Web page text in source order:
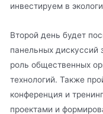
инвестируем в
Второй день будет
панельных дискуссий
роль общественных
технологий. Также
конференция и
проектами и